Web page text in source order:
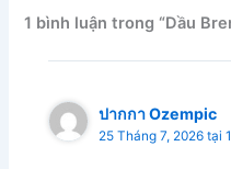
1 bình luận trong “Dầu
ปากกา Ozempic
25 Tháng 7, 2026 tại